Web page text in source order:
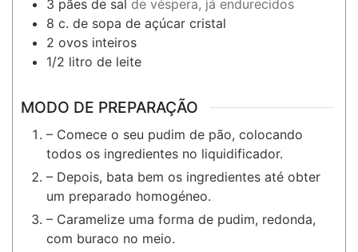
3 pães de sal de véspera, já endurecidos
8 c. de sopa de açúcar cristal
2 ovos inteiros
1/2 litro de leite
MODO DE PREPARAÇÃO
– Comece o seu pudim de pão, colocando
todos os ingredientes no liquidificador.
– Depois, bata bem os ingredientes até obter
um preparado homogéneo.
– Caramelize uma forma de pudim, redonda,
com buraco no meio.